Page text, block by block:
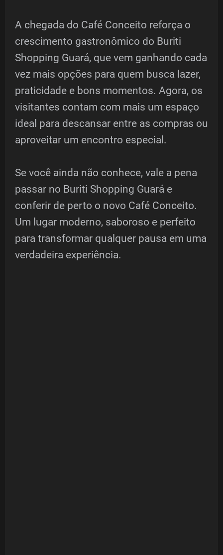
A chegada do Café Conceito reforça o
crescimento gastronômico do Buriti
Shopping Guará, que vem ganhando cada
vez mais opções para quem busca lazer,
praticidade e bons momentos. Agora, os
visitantes contam com mais um espaço
ideal para descansar entre as compras ou
aproveitar um encontro especial.
Se você ainda não conhece, vale a pena
passar no Buriti Shopping Guará e
conferir de perto o novo Café Conceito.
Um lugar moderno, saboroso e perfeito
para transformar qualquer pausa em uma
verdadeira experiência.